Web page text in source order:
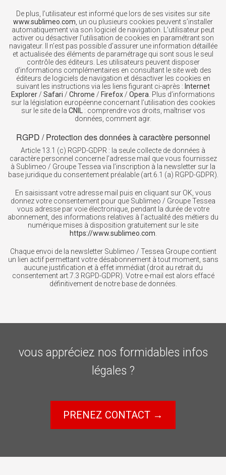
De plus, l’utilisateur est informé que lors de ses visites sur site
www.sublimeo.com , un ou plusieurs cookies peuvent s’installer
automatiquement via son logiciel de navigation. L’utilisateur peut
activer ou désactiver l’utilisation de cookies en paramétrant son
navigateur. Il n’est pas possible d’assurer une information détaillée
et actualisée des éléments de paramétrage qui sont sous le seul
contrôle des éditeurs. Les utilisateurs peuvent disposer
d’informations complémentaires en consultant le site web des
éditeurs de logiciels de navigation et désactiver les cookies en
suivant les instructions via les liens figurant ci-après : Internet
Explorer / Safari / Chrome / Firefox / Opera . Plus d’informations
sur la législation européenne concernant l’utilisation des cookies
sur le site de la CNIL
: comprendre vos droits, maîtriser vos
données, comment agir.
RGPD / Protection des données à caractère personnel
Article 13.1 (c) RGPD-GDPR : la seule collecte de données à
caractère personnel concerne l’adresse mail que vous fournissez
à Sublimeo / Groupe Tessea via l’inscription à la newsletter sur la
base juridique du consentement préalable (art.6.1 (a) RGPD-GDPR).
En saisissant votre adresse mail puis en cliquant sur OK, vous
donnez votre consentement pour que Sublimeo / Groupe Tessea
vous adresse par voie électronique, pendant la durée de votre
abonnement, des informations relatives à l’actualité des métiers du
numérique mises à disposition gratuitement sur le site
https://www.sublimeo.com
Chaque envoi de la newsletter Sublimeo / Tessea Groupe contient
un lien actif permettant votre désabonnement à tout moment, sans
aucune justification et à effet immédiat (droit au retrait du
consentement art.7.3 RGPD-GDPR). Votre e-mail est alors effacé
définitivement de notre base de données.
vous appréciez nos formidables infos
légales ?
PRENEZ CONTACT →